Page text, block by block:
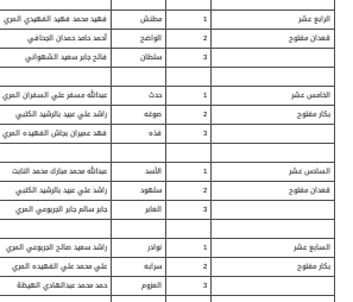
الرابع عشر 1 مطنش فهيد محمد فهيد الفهيدي المري
قعدان مفتوح
2 الواضح أحمد حامد حمدان الجحافي
3
سلطان فالح جابر سعيد الشهواني
الخامس عشر 1 حدث عبدالله مسفر علي السفران المري
بكار مفتوح
2 صوغه راشد علي عبيد بالرشيد الكتبي
3
فذه فهد عميران بجاش الفهيده المري
السادس عشر 1 الأسد عبدالله محمد مبارك محمد النابت
قعدان مفتوح
2 سلهود راشد علي عبيد بالرشيد الكتبي
3
العابر جابر سالم جابر الجربوعي المري
السابع عشر 1 نوادر راشد سعيد صالح الجربوعي المري
بكار مفتوح
2 سرابه علي محمد علي الفهيده المري
3
العزوم حمد محمد عبدالهادي الهيظة